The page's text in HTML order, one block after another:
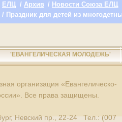
ЕЛЦ / Архив / Новости Союза ЕЛЦ
/ Праздник для детей из
'ЕВАНГЕЛИЧЕСКАЯ МОЛОДЕЖЬ'
организация «Евангелическо-
Все права защищены.
Невский пр., 22-24 Тел.: (007